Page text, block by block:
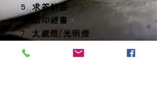
5. 求簽解惑
6. 助印經書
7. 太歲燈/光明燈
8. 消災延壽藥師佛燈
9. 地藏殿提供